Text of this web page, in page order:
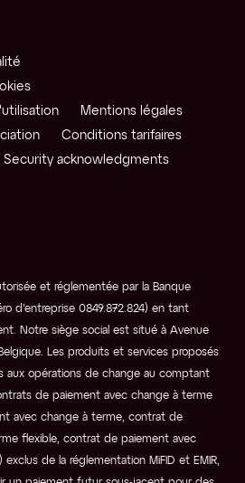
Mentions légales
Conditions tarifaires
Security acknowledgments
et réglementée par la Banque
d’entreprise 0849.872.824) en tant
Notre siège social est situé à Avenue
Les produits et services proposés
aux opérations de change au comptant
de paiement avec change à terme
avec change à terme, contrat de
flexible, contrat de paiement avec
de la réglementation MiFID et EMIR,